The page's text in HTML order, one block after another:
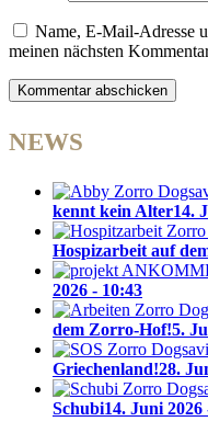
Name, E-Mail-Adresse
meinen nächsten
NEWS
kennt kein Alter14.
Hospizarbeit auf
2026 - 10:43
dem Zorro-Hof!5.
Griechenland!28.
Schubi14. Juni 2026